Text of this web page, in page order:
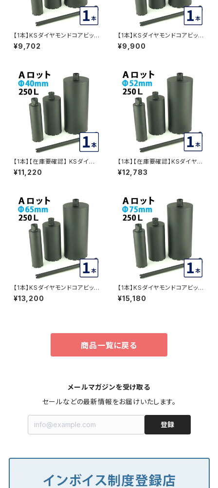
【1本】KSダイヤモンドコアビット
Aロット 1本物 ビット外径27mm
有効長250L (dudc2181) DU
¥9,702
【1本】KSダイヤモンドコアビット
Aロット 1本物 ビット外径32mm
有効長250L (dudc2173) DU
¥9,900
【1本】【在庫要確認】 KSダイヤ
モンドコアビット Aロット 1本物
ビット外径40mm 有効長250L
¥11,220
【1本】【在庫要確認】KSダイヤモ
ンドコアビット Aロット 1本物 ビ
ット外径52mm 有効長250L (d
¥12,783
【1本】KSダイヤモンドコアビット
Aロット 1本物 ビット外径65mm
有効長250L (dudc2071) DU
¥13,200
【1本】KSダイヤモンドコアビット
Aロット 1本物 ビット外径75mm
有効長250L (dudc2074) DU
¥15,180
商品一覧に戻る
メールマガジンを受け取る
セールなどの最新情報をお届けいたします。
登録